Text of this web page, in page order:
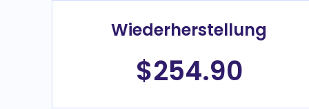
Wiederherstellung
$254.90